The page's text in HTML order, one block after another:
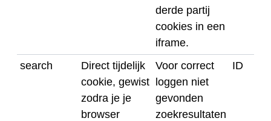
derde partij
cookies in een
iframe.
search
Direct tijdelijk
cookie, gewist
zodra je je
browser
Voor correct
loggen niet
gevonden
zoekresultaten
ID